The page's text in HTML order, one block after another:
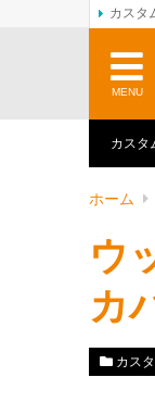
カスタ
ホーム
ウ
カ
カス
カスタ
MENU